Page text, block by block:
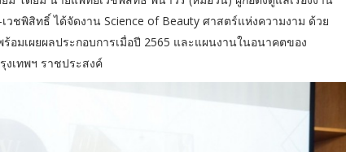
ชพิสิทธิ์ ได้จัดงาน Science of Beauty ศาสตร์แห่งความงาม ด้วย
อมเผยผลประกอบการเมื่อปี 2565 และแผนงานในอนาคตของ
งเทพฯ ราชประสงค์